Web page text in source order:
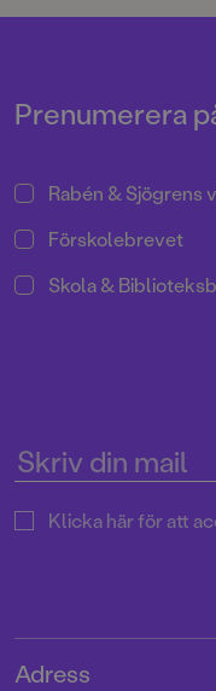
ledsenär en varm
Prenumerera
Rabén & Sjögrens
Förskolebrevet
Skola &
Klicka här för att
Adress